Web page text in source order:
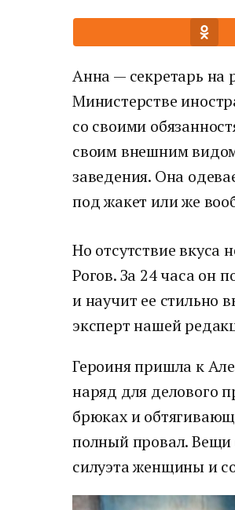
Анна — секретарь на
Министерстве
со своими
своим внешним
заведения. Она
под жакет или же
Но отсутствие вкуса
Рогов. За 24 часа он
и научит ее стильно
эксперт нашей
Героиня пришла к
наряд для делового
брюках и
полный провал.
силуэта женщины и